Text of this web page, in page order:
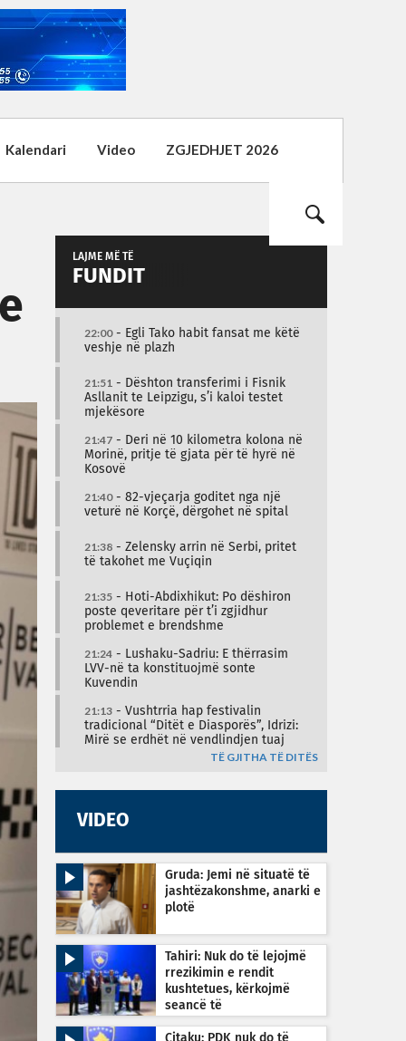
Kalendari Video ZGJEDHJET 2026
LAJME MË TË
FUNDIT
22:00- Egli Tako habit fansat me këtë
veshje në plazh
21:51 - Dështon transferimi i Fisnik
Asllanit te Leipzigu, s’i kaloi testet
mjekësore
21:47 - Deri në 10 kilometra kolona në
Morinë, pritje të gjata për të hyrë në
Kosovë
21:40- 82-vjeçarja goditet nga një
veturë në Korçë, dërgohet në spital
21:38 - Zelensky arrin në Serbi, pritet
të takohet me Vuçiqin
21:35 - Hoti-Abdixhikut: Po dëshiron
poste qeveritare për t’i zgjidhur
problemet e brendshme
21:24 - Lushaku-Sadriu: E thërrasim
LVV-në ta konstituojmë sonte
Kuvendin
21:13 - Vushtrria hap festivalin
tradicional “Ditët e Diasporës”, Idrizi:
Mirë se erdhët në vendlindjen tuaj
TË GJITHA TË DITËS
VIDEO
Gruda: Jemi në situatë të
jashtëzakonshme, anarki e
plotë
Tahiri: Nuk do të lejojmë
rrezikimin e rendit
kushtetues, kërkojmë
seancë të
orën 22:30
Çitaku: PDK nuk do të